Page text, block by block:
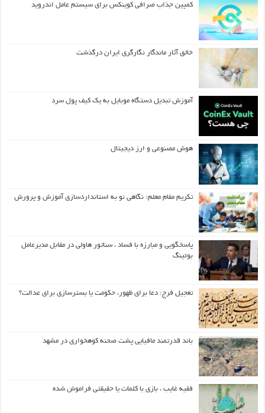
کمپین جذاب صرافی کوینکس برای سیستم عامل اندروید
خالق آثار ماندگار نگارگری ایران درگذشت
آموزش تبدیل دستگاه موبایل به یک کیف‌ پول سرد
هوش مصنوعی و ارز دیجیتال
تکریم مقام معلم: نگاهی نو به استانداردسازی آموزش و پرورش
پاسخگویی و مبارزه با فساد ، سناتور هاولی در مقابل مدیرعامل
بوئینگ
تعجیل فرج: دعا برای ظهور، حکومت یا بسترسازی برای عدالت؟
باند قدرتمند مافیایی پشت صحنه کوهخواری در مشهد
فقیه غایب ، بازی با کلمات یا حقیقتی فراموش شده